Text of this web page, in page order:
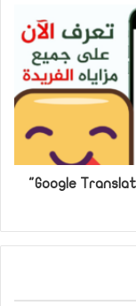
تطبيق ترجمة جوجل .. إليك 8 ميزات لـ"Google Translate"